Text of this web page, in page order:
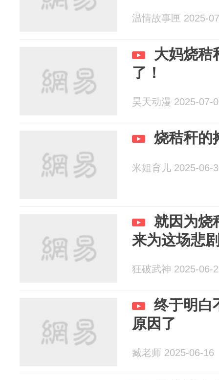
温情故事匣 2025-
大妈烧秸
了！
昊天动漫 2025-07-
烧秸秆的
米姐育儿 2025-06-
就因为烧
来为这场悲
狂破武神 2025-06-
终于明白
原因了
臧老师 2025-06-16